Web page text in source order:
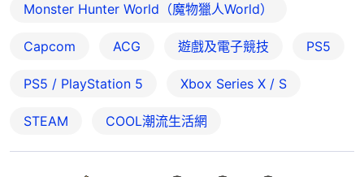
Monster Hunter World（魔物獵人World）
Capcom ACG 遊戲及電子競技 PS5
PS5 / PlayStation 5 Xbox Series X / S
STEAM COOL潮流生活網